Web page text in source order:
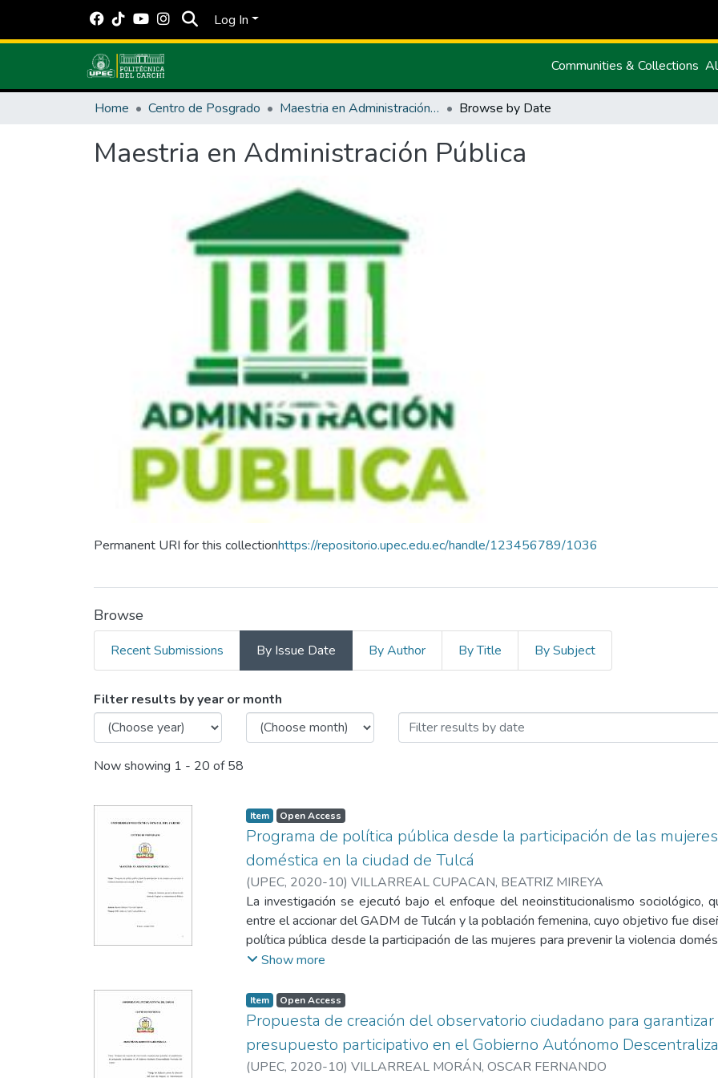
Log In
Communities & Collections
Home Centro de Posgrado Maestria en Administración Pública Browse by Date
Maestria en Administración Pública
Permanent URI for this collectionhttps://repositorio.upec.edu.ec/handle/123456789/1036
Browse
Recent Submissions By Issue Date By Author By Title By Subject
Browsing Maestria en Administración Pública by
Filter results by year or month
Now showing 1 - 20 of 58
Item Open Access
Programa de política pública desde la participación de las
doméstica en la ciudad de Tulcá
(UPEC, 2020-10) VILLARREAL CUPACAN, BEATRIZ MIREYA
La investigación se ejecutó bajo el enfoque del neoinstitucionalismo sociológico,
entre el accionar del GADM de Tulcán y la población femenina, cuyo objetivo fue
política pública desde la participación de las mujeres para prevenir la violencia
cual, se empleó la metodología del marco lógico, que tuvo como insumos la
fichas de análisis documental diseñadas en función del análisis de la herramienta
formuladas y ejecutadas por el Municipio de Tulcán durante el periodo 2014-
investigativos, indican que el GADM de Tulcán no ejecutó acciones para
contra la mujer, de ahí que, la tasa de violencia doméstica contra la mujer
Show more
Item Open Access
Propuesta de creación del observatorio ciudadano para
presupuesto participativo en el Gobierno Autónomo
(UPEC, 2020-10) VILLARREAL MORÁN, OSCAR FERNANDO